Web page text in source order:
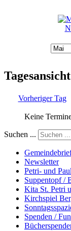
Tagesansicht
Vorheriger Tag
Keine
Suchen ...
Newsletter
Petri- und
Suppentopf /
Kita St. Petri
Kirchspiel
Spenden /